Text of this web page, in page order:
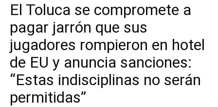
El Toluca se compromete a
pagar jarrón que sus
jugadores rompieron en hotel
de EU y anuncia sanciones:
“Estas indisciplinas no serán
permitidas”